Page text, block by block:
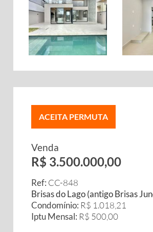
ACEITA PERMUTA
Venda
R$ 3.500.000,00
Ref: CC-848
Brisas do Lago (antigo Brisas
Condomínio: R$ 1.018,21
Iptu Mensal: R$ 500,00